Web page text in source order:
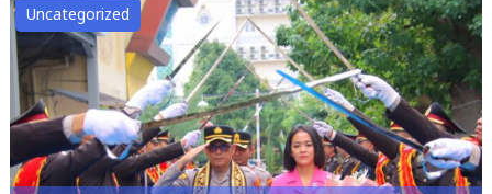
Uncategorized